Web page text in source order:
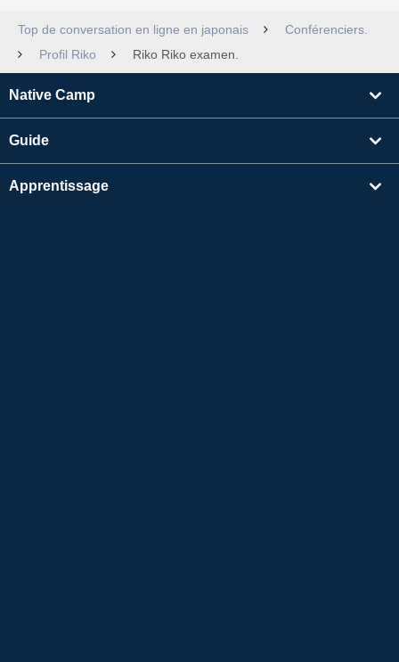
Top de conversation en ligne en japonais
Conférenciers.
Profil Riko
Riko Riko examen.
Native Camp
Guide
Apprentissage